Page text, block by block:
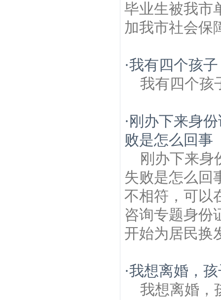
毕业生被我市
加我市社会保
·我有四个孩
我有四个孩
·刚办下来身
败是怎么回事
刚办下来身
失败是怎么回
不相符，可以
咨询专题身份
开始为居民换
·我想离婚，
我想离婚，